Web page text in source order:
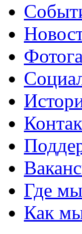
Где
Как